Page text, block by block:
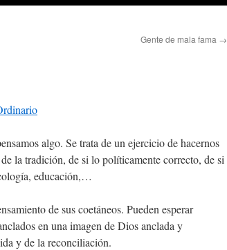
Gente de mala fama →
algo. Se trata de un ejercicio de hacernos
la tradición, de si lo políticamente correcto, de si
educación,…
de sus coetáneos. Pueden esperar
en una imagen de Dios anclada y
y de la reconciliación.